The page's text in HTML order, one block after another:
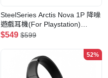
SteelSeries Arctis Nova 1P 降噪
遊戲耳機(For Playstation)
(61611)(黑色)
$549 $599
52%